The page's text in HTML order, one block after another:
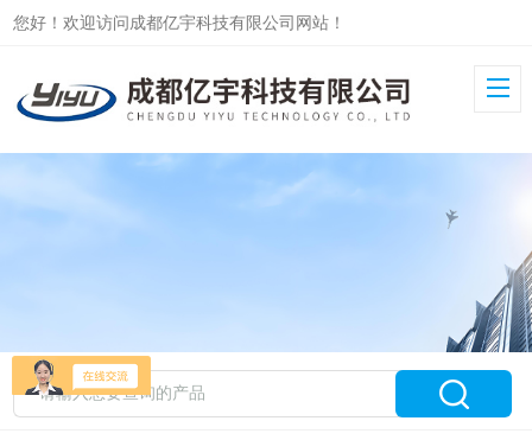
您好！欢迎访问成都亿宇科技有限公司网站！